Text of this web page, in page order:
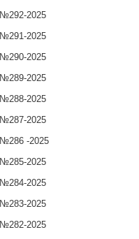
№292-2025
№291-2025
№290-2025
№289-2025
№288-2025
№287-2025
№286 -2025
№285-2025
№284-2025
№283-2025
№282-2025